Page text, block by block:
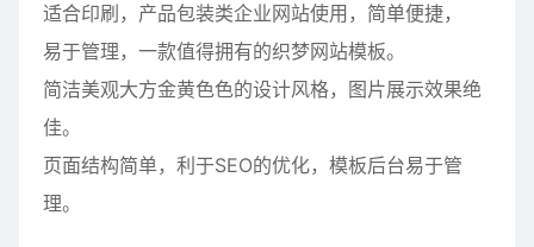
适合印刷，产品包装类企业网站使用，简单便捷，
易于管理，一款值得拥有的织梦网站模板。
简洁美观大方金黄色色的设计风格，图片展示效果绝
佳。
页面结构简单，利于SEO的优化，模板后台易于管
理。